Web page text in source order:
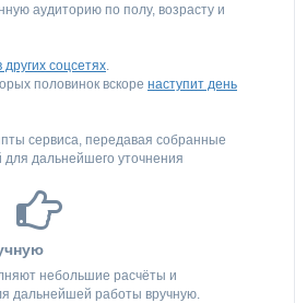
аудиторию по полу, возрасту и
соцсетях.
половинок вскоре наступит день
сервиса, передавая собранные
для дальнейшего уточнения
небольшие расчёты и
дальнейшей работы вручную.